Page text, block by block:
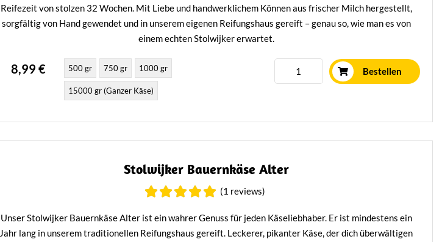
Reifezeit von stolzen 32 Wochen. Mit Liebe und handwerklichem Können aus frischer Milch hergestellt,
sorgfältig von Hand gewendet und in unserem eigenen Reifungshaus gereift – genau so, wie man es von
einem echten Stolwijker erwartet.
8,99 € 500 gr 750 gr 1000 gr
15000 gr (Ganzer Käse)
Bestellen
Stolwijker Bauernkäse Alter
(1 reviews)
Unser Stolwijker Bauernkäse Alter ist ein wahrer Genuss für jeden Käseliebhaber. Er ist mindestens ein
Jahr lang in unserem traditionellen Reifungshaus gereift. Leckerer, pikanter Käse, der dich überwältigen